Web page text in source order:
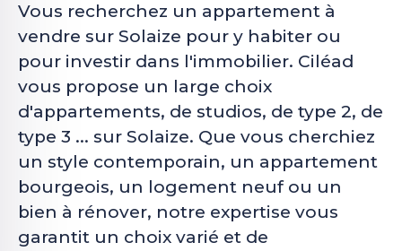
Vous recherchez un appartement à
vendre sur Solaize pour y habiter ou
pour investir dans l'immobilier. Ciléad
vous propose un large choix
d'appartements, de studios, de type 2, de
type 3 ... sur Solaize. Que vous cherchiez
un style contemporain, un appartement
bourgeois, un logement neuf ou un
bien à rénover, notre expertise vous
garantit un choix varié et de